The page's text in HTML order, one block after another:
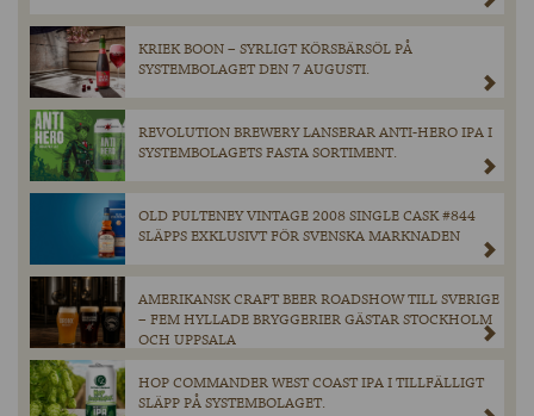
KRIEK BOON – SYRLIGT KÖRSBÄRSÖL PÅ
SYSTEMBOLAGET DEN 7 AUGUSTI.
REVOLUTION BREWERY LANSERAR ANTI-HERO IPA I
SYSTEMBOLAGETS FASTA SORTIMENT.
OLD PULTENEY VINTAGE 2008 SINGLE CASK #844
SLÄPPS EXKLUSIVT FÖR SVENSKA MARKNADEN
AMERIKANSK CRAFT BEER ROADSHOW TILL SVERIGE
– FEM HYLLADE BRYGGERIER GÄSTAR STOCKHOLM
OCH UPPSALA
HOP COMMANDER WEST COAST IPA I TILLFÄLLIGT
SLÄPP PÅ SYSTEMBOLAGET.